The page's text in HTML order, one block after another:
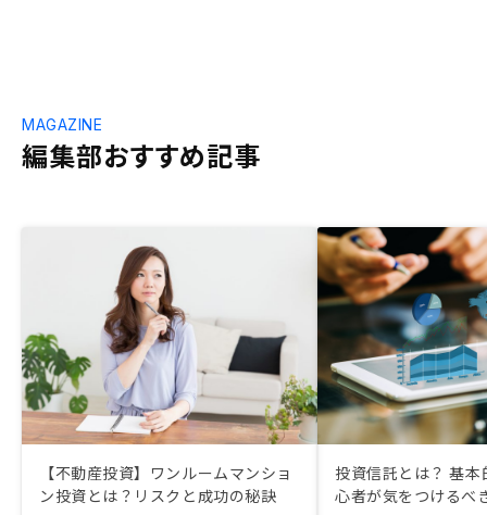
編集部おすすめ記事
MAGAZINE
【不動産投資】ワンルームマンショ
ン投資とは？リスクと成功の秘訣
投資信託とは？ 基
心者が気をつけるべ